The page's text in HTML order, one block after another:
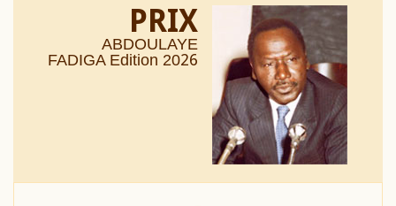
PRIX
ABDOULAYE
FADIGA Edition 2026